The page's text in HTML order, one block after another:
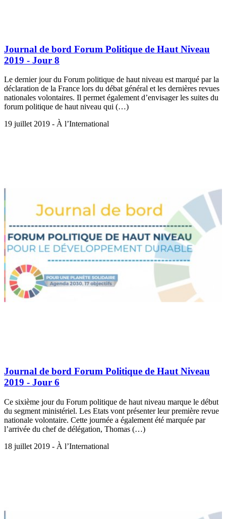
Journal de bord Forum Politique de Haut Niveau
2019 - Jour 8
Le dernier jour du Forum politique de haut niveau est marqué par la
déclaration de la France lors du débat général et les dernières revues
nationales volontaires. Il permet également d’envisager les suites du
forum politique de haut niveau qui (…)
19 juillet 2019 - À l’International
Journal de bord Forum Politique de Haut Niveau
2019 - Jour 6
Ce sixième jour du Forum politique de haut niveau marque le début
du segment ministériel. Les Etats vont présenter leur première revue
nationale volontaire. Cette journée a également été marquée par
l’arrivée du chef de délégation, Thomas (…)
18 juillet 2019 - À l’International